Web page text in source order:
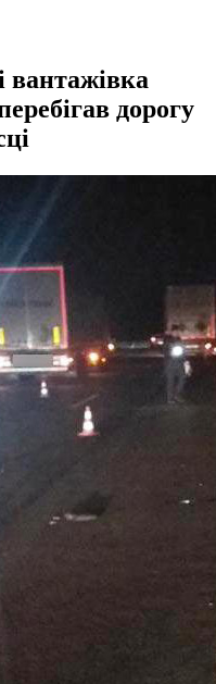
вантажівка
дорогу